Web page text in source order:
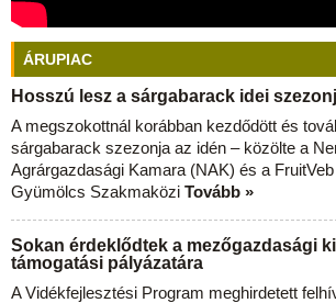
ÁRUPIAC
Hosszú lesz a sárgabarack idei
A megszokottnál korábban kezdődött és
sárgabarack szezonja az idén – közölte a
Agrárgazdasági Kamara (NAK) és a
Gyümölcs Szakmaközi Tovább »
Sokan érdeklődtek a mezőgazdasági
támogatási pályázatára
A Vidékfejlesztési Program meghirdetett